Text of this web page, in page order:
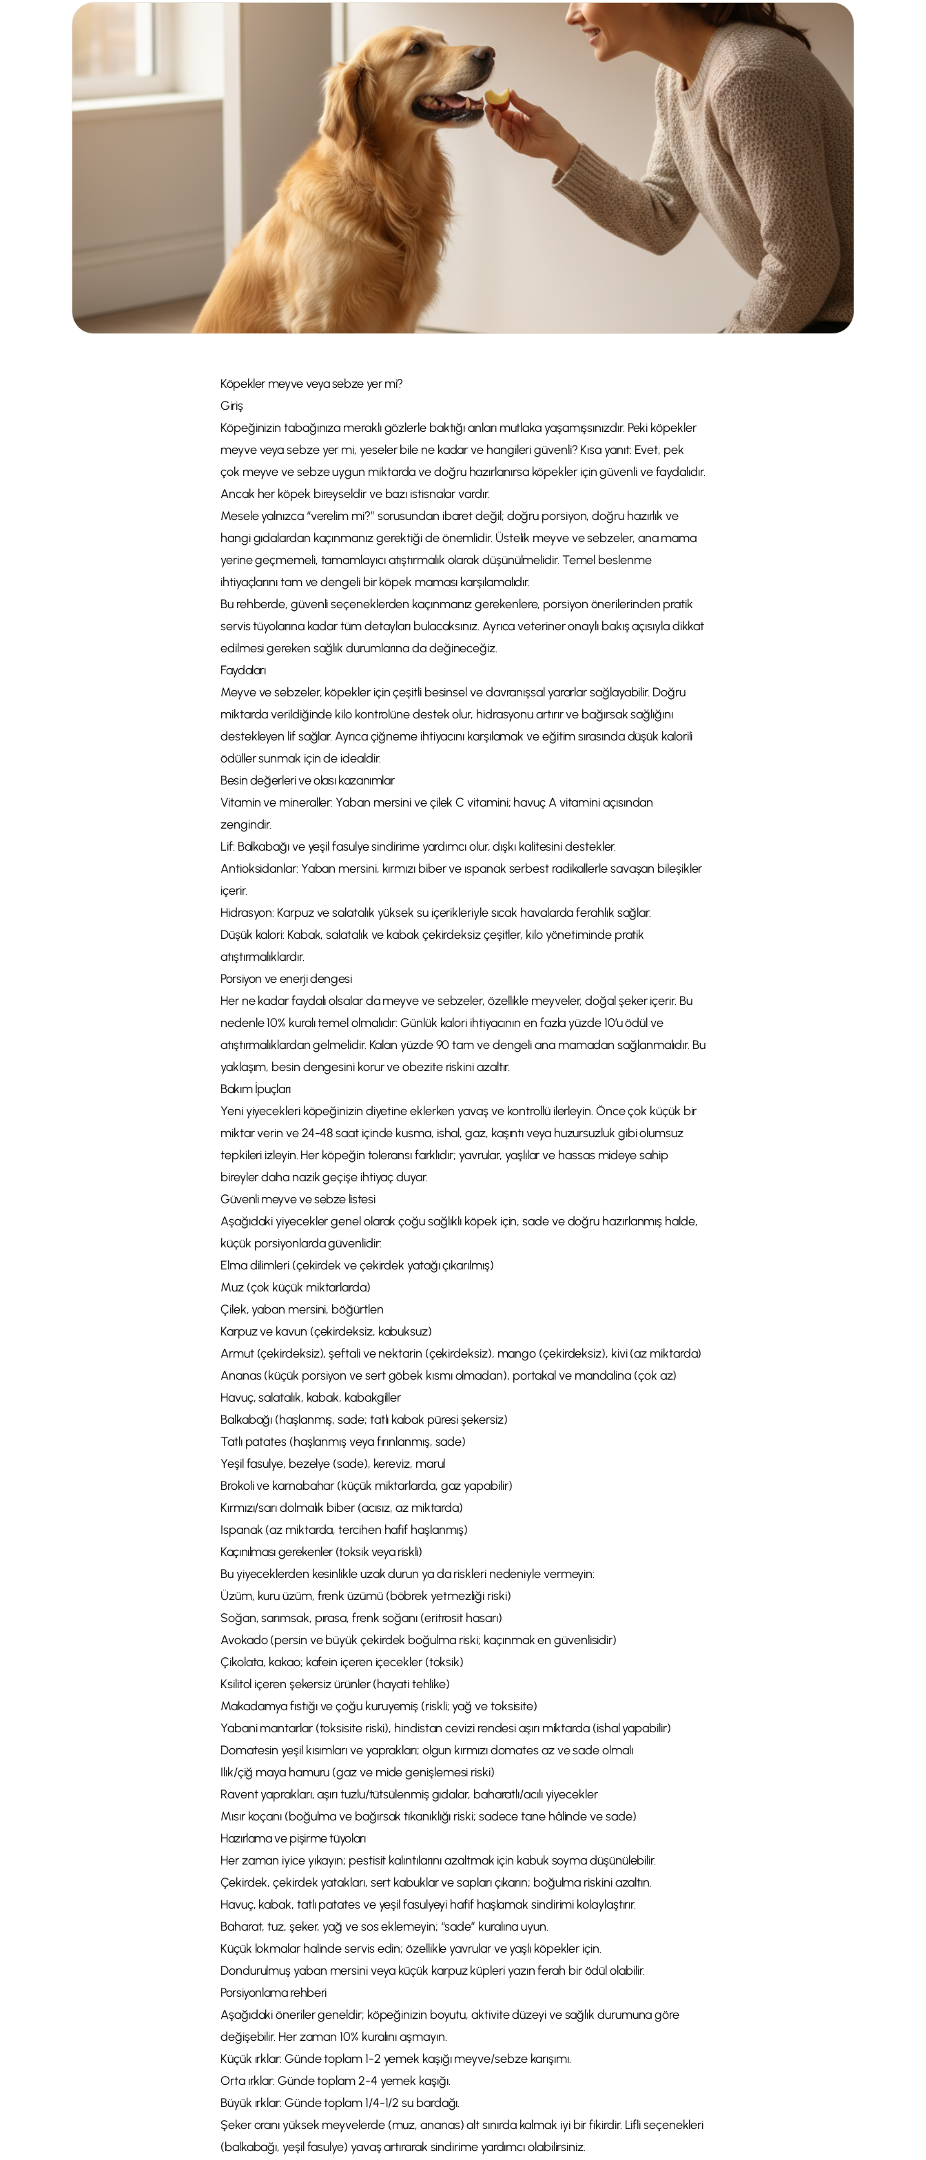
Köpekler meyve veya sebze yer mi?
Giriş
Köpeğinizin tabağınıza meraklı gözlerle baktığı anları mutlaka yaşamışsınızdır. Peki köpekler
meyve veya sebze yer mi, yeseler bile ne kadar ve hangileri güvenli? Kısa yanıt: Evet, pek
çok meyve ve sebze uygun miktarda ve doğru hazırlanırsa köpekler için güvenli ve faydalıdır.
Ancak her köpek bireyseldir ve bazı istisnalar vardır.
Mesele yalnızca “verelim mi?” sorusundan ibaret değil; doğru porsiyon, doğru hazırlık ve
hangi gıdalardan kaçınmanız gerektiği de önemlidir. Üstelik meyve ve sebzeler, ana mama
yerine geçmemeli, tamamlayıcı atıştırmalık olarak düşünülmelidir. Temel beslenme
ihtiyaçlarını tam ve dengeli bir köpek maması karşılamalıdır.
Bu rehberde, güvenli seçeneklerden kaçınmanız gerekenlere, porsiyon önerilerinden pratik
servis tüyolarına kadar tüm detayları bulacaksınız. Ayrıca veteriner onaylı bakış açısıyla dikkat
edilmesi gereken sağlık durumlarına da değineceğiz.
Faydaları
Meyve ve sebzeler, köpekler için çeşitli besinsel ve davranışsal yararlar sağlayabilir. Doğru
miktarda verildiğinde kilo kontrolüne destek olur, hidrasyonu artırır ve bağırsak sağlığını
destekleyen lif sağlar. Ayrıca çiğneme ihtiyacını karşılamak ve eğitim sırasında düşük kalorili
ödüller sunmak için de idealdir.
Besin değerleri ve olası kazanımlar
Vitamin ve mineraller: Yaban mersini ve çilek C vitamini; havuç A vitamini açısından
zengindir.
Lif: Balkabağı ve yeşil fasulye sindirime yardımcı olur, dışkı kalitesini destekler.
Antioksidanlar: Yaban mersini, kırmızı biber ve ıspanak serbest radikallerle savaşan bileşikler
içerir.
Hidrasyon: Karpuz ve salatalık yüksek su içerikleriyle sıcak havalarda ferahlık sağlar.
Düşük kalori: Kabak, salatalık ve kabak çekirdeksiz çeşitler, kilo yönetiminde pratik
atıştırmalıklardır.
Porsiyon ve enerji dengesi
Her ne kadar faydalı olsalar da meyve ve sebzeler, özellikle meyveler, doğal şeker içerir. Bu
nedenle 10% kuralı temel olmalıdır: Günlük kalori ihtiyacının en fazla yüzde 10’u ödül ve
atıştırmalıklardan gelmelidir. Kalan yüzde 90 tam ve dengeli ana mamadan sağlanmalıdır. Bu
yaklaşım, besin dengesini korur ve obezite riskini azaltır.
Bakım İpuçları
Yeni yiyecekleri köpeğinizin diyetine eklerken yavaş ve kontrollü ilerleyin. Önce çok küçük bir
miktar verin ve 24-48 saat içinde kusma, ishal, gaz, kaşıntı veya huzursuzluk gibi olumsuz
tepkileri izleyin. Her köpeğin toleransı farklıdır; yavrular, yaşlılar ve hassas mideye sahip
bireyler daha nazik geçişe ihtiyaç duyar.
Güvenli meyve ve sebze listesi
Aşağıdaki yiyecekler genel olarak çoğu sağlıklı köpek için, sade ve doğru hazırlanmış halde,
küçük porsiyonlarda güvenlidir:
Elma dilimleri (çekirdek ve çekirdek yatağı çıkarılmış)
Muz (çok küçük miktarlarda)
Çilek, yaban mersini, böğürtlen
Karpuz ve kavun (çekirdeksiz, kabuksuz)
Armut (çekirdeksiz), şeftali ve nektarin (çekirdeksiz), mango (çekirdeksiz), kivi (az miktarda)
Ananas (küçük porsiyon ve sert göbek kısmı olmadan), portakal ve mandalina (çok az)
Havuç, salatalık, kabak, kabakgiller
Balkabağı (haşlanmış, sade; tatlı kabak püresi şekersiz)
Tatlı patates (haşlanmış veya fırınlanmış, sade)
Yeşil fasulye, bezelye (sade), kereviz, marul
Brokoli ve karnabahar (küçük miktarlarda, gaz yapabilir)
Kırmızı/sarı dolmalık biber (acısız, az miktarda)
Ispanak (az miktarda, tercihen hafif haşlanmış)
Kaçınılması gerekenler (toksik veya riskli)
Bu yiyeceklerden kesinlikle uzak durun ya da riskleri nedeniyle vermeyin:
Üzüm, kuru üzüm, frenk üzümü (böbrek yetmezliği riski)
Soğan, sarımsak, pırasa, frenk soğanı (eritrosit hasarı)
Avokado (persin ve büyük çekirdek boğulma riski; kaçınmak en güvenlisidir)
Çikolata, kakao; kafein içeren içecekler (toksik)
Ksilitol içeren şekersiz ürünler (hayati tehlike)
Makadamya fıstığı ve çoğu kuruyemiş (riskli; yağ ve toksisite)
Yabani mantarlar (toksisite riski), hindistan cevizi rendesi aşırı miktarda (ishal yapabilir)
Domatesin yeşil kısımları ve yaprakları; olgun kırmızı domates az ve sade olmalı
Ilık/çiğ maya hamuru (gaz ve mide genişlemesi riski)
Ravent yaprakları, aşırı tuzlu/tütsülenmiş gıdalar, baharatlı/acılı yiyecekler
Mısır koçanı (boğulma ve bağırsak tıkanıklığı riski; sadece tane hâlinde ve sade)
Hazırlama ve pişirme tüyoları
Her zaman iyice yıkayın; pestisit kalıntılarını azaltmak için kabuk soyma düşünülebilir.
Çekirdek, çekirdek yatakları, sert kabuklar ve sapları çıkarın; boğulma riskini azaltın.
Havuç, kabak, tatlı patates ve yeşil fasulyeyi hafif haşlamak sindirimi kolaylaştırır.
Baharat, tuz, şeker, yağ ve sos eklemeyin; “sade” kuralına uyun.
Küçük lokmalar halinde servis edin; özellikle yavrular ve yaşlı köpekler için.
Dondurulmuş yaban mersini veya küçük karpuz küpleri yazın ferah bir ödül olabilir.
Porsiyonlama rehberi
Aşağıdaki öneriler geneldir; köpeğinizin boyutu, aktivite düzeyi ve sağlık durumuna göre
değişebilir. Her zaman 10% kuralını aşmayın.
Küçük ırklar: Günde toplam 1-2 yemek kaşığı meyve/sebze karışımı.
Orta ırklar: Günde toplam 2-4 yemek kaşığı.
Büyük ırklar: Günde toplam 1/4-1/2 su bardağı.
Şeker oranı yüksek meyvelerde (muz, ananas) alt sınırda kalmak iyi bir fikirdir. Lifli seçenekleri
(balkabağı, yeşil fasulye) yavaş artırarak sindirime yardımcı olabilirsiniz.